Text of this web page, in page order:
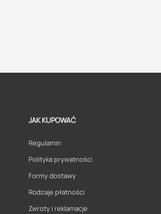
JAK KUPOWAĆ
Regulamin
Polityka prywatności
Formy dostawy
Rodzaje płatności
Zwroty i reklamacje